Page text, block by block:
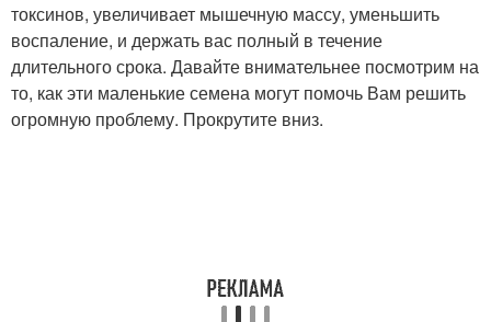
токсинов, увеличивает мышечную массу, уменьшить
воспаление, и держать вас полный в течение
длительного срока. Давайте внимательнее посмотрим на
то, как эти маленькие семена могут помочь Вам решить
огромную проблему. Прокрутите вниз.